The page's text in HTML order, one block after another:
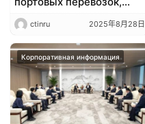
полное раскрытие
эффективности: Две
модели SANY Jiangshan
переопределяют
границы портовой
логистики
ctinru 2025年8月28日
Корпоративная информация